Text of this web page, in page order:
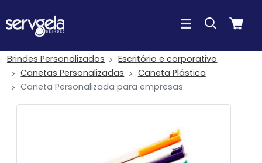
Brindes Personalizados
Escritório e corporativo
Canetas Personalizadas
Caneta Plástica
Caneta Personalizada para empresas